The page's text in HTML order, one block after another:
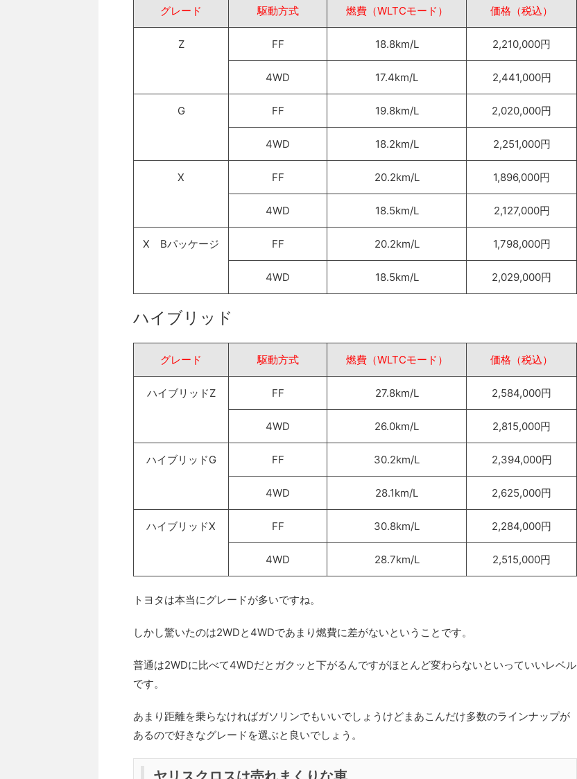
グレード 駆動方式 燃費（WLTCモード） 価格（税込）
Z FF 18.8km/L 2,210,000円
4WD 17.4km/L 2,441,000円
G FF 19.8km/L 2,020,000円
4WD 18.2km/L 2,251,000円
X FF 20.2km/L 1,896,000円
4WD 18.5km/L 2,127,000円
X Bパッケージ FF 20.2km/L 1,798,000円
4WD 18.5km/L 2,029,000円
ハイブリッド
グレード 駆動方式 燃費（WLTCモード） 価格（税込）
ハイブリッドZ FF 27.8km/L 2,584,000円
4WD 26.0km/L 2,815,000円
ハイブリッドG FF 30.2km/L 2,394,000円
4WD 28.1km/L 2,625,000円
ハイブリッドX FF 30.8km/L 2,284,000円
4WD 28.7km/L 2,515,000円
トヨタは本当にグレードが多いですね。
しかし驚いたのは2WDと4WDであまり燃費に差がないということです。
普通は2WDに比べて4WDだとガクッと下がるんですがほとんど変わらないといっていいレベル
です。
あまり距離を乗らなければガソリンでもいいでしょうけどまあこんだけ多数のラインナップが
あるので好きなグレードを選ぶと良いでしょう。